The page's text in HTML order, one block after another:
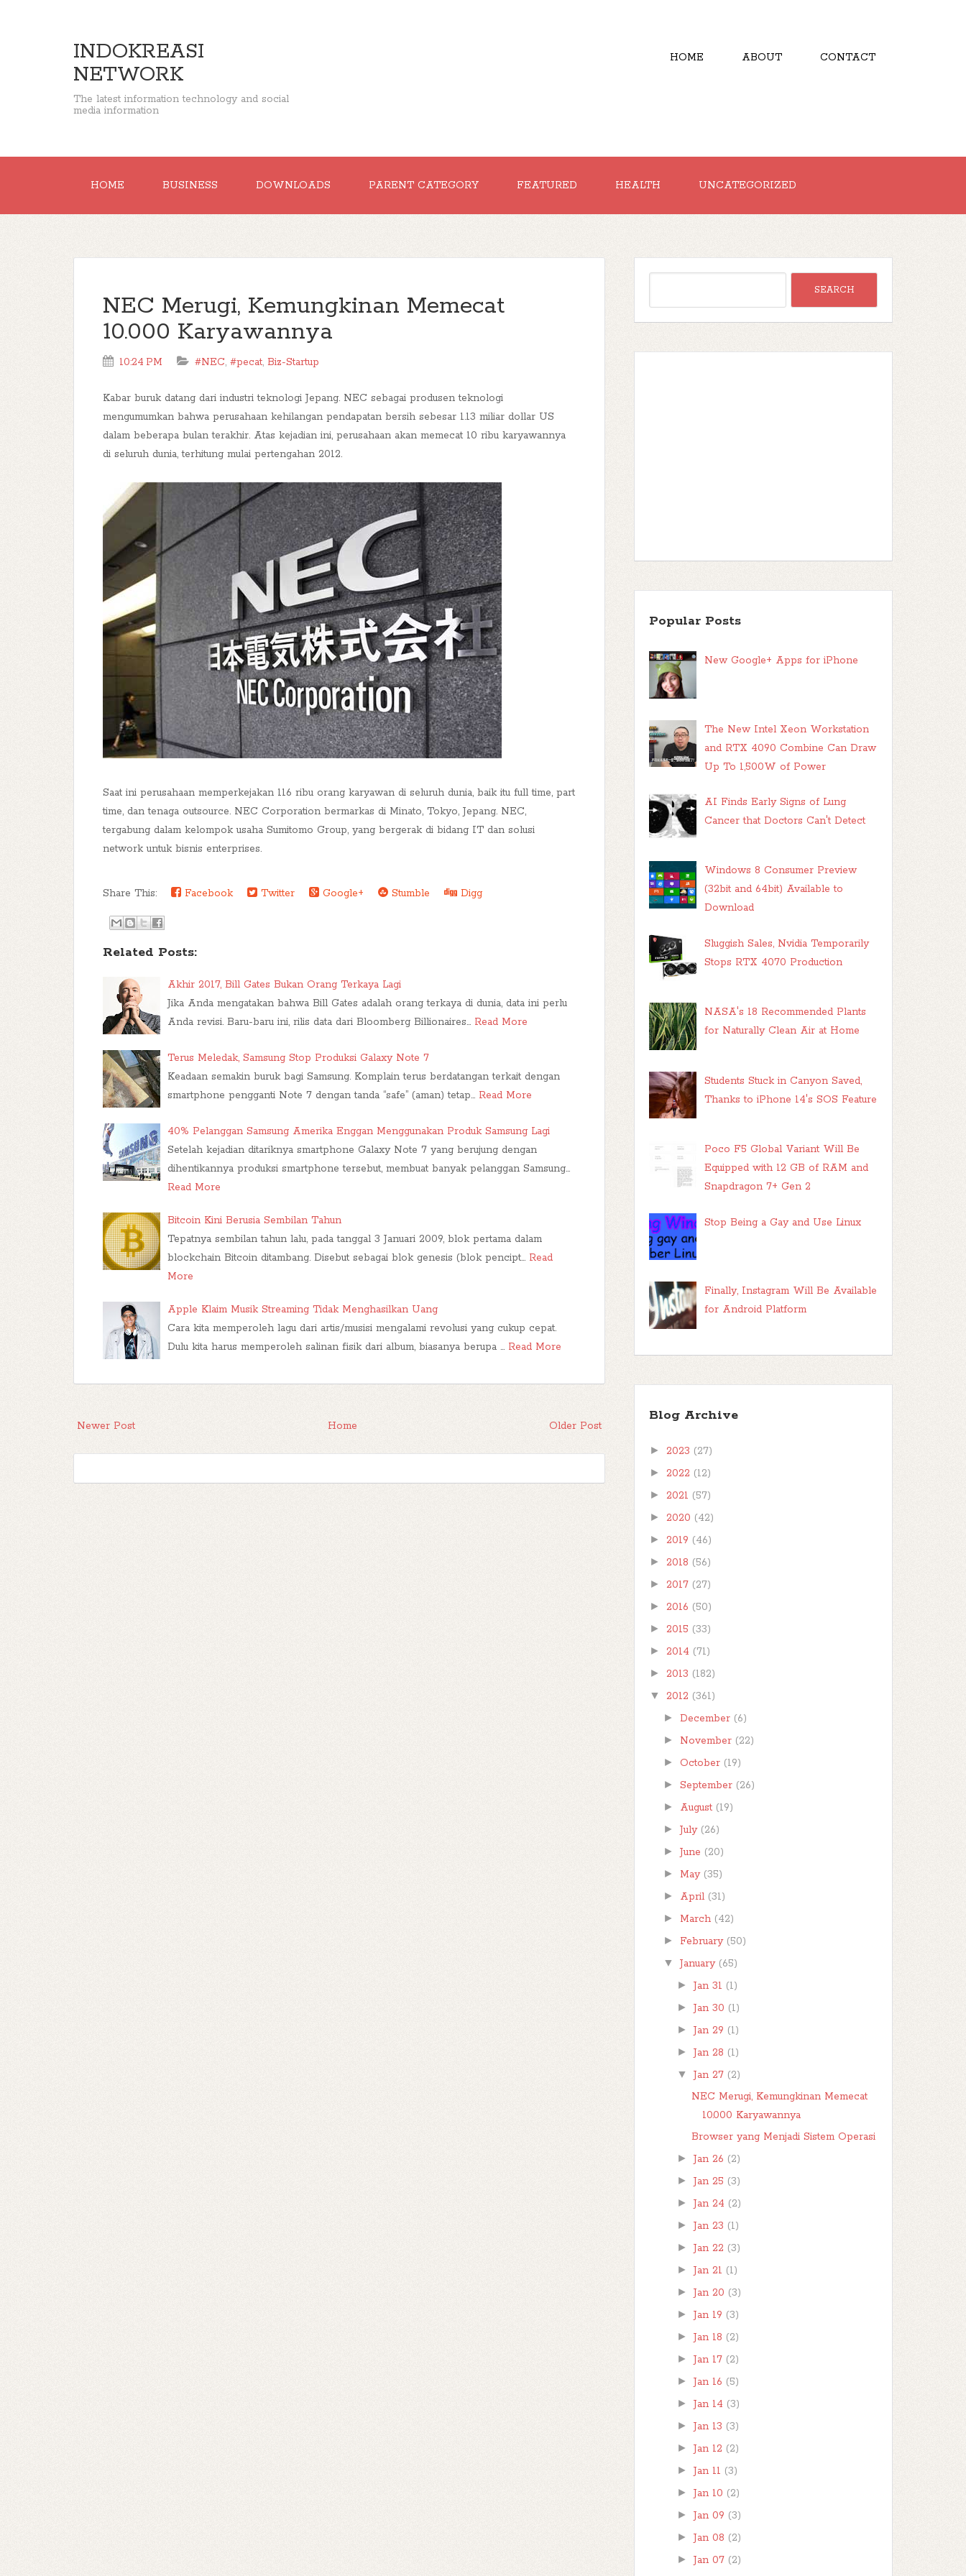
INDOKREASI
NETWORK
The latest information technology and social
media information
HOME ABOUT CONTACT
HOME BUSINESS DOWNLOADS PARENT CATEGORY FEATURED HEALTH UNCATEGORIZED
NEC Merugi, Kemungkinan Memecat
10.000 Karyawannya
10:24 PM #NEC, #pecat, Biz-Startup
Kabar buruk datang dari industri teknologi Jepang. NEC sebagai produsen teknologi
mengumumkan bahwa perusahaan kehilangan pendapatan bersih sebesar 1.13 miliar dollar US
dalam beberapa bulan terakhir. Atas kejadian ini, perusahaan akan memecat 10 ribu karyawannya
di seluruh dunia, terhitung mulai pertengahan 2012.
Saat ini perusahaan memperkejakan 116 ribu orang karyawan di seluruh dunia, baik itu full time, part
time, dan tenaga outsource. NEC Corporation bermarkas di Minato, Tokyo, Jepang. NEC,
tergabung dalam kelompok usaha Sumitomo Group, yang bergerak di bidang IT dan solusi
network untuk bisnis enterprises.
Share This: Facebook Twitter Google+ Stumble Digg
Related Posts:
Akhir 2017, Bill Gates Bukan Orang Terkaya Lagi
Jika Anda mengatakan bahwa Bill Gates adalah orang terkaya di dunia, data ini perlu
Anda revisi. Baru-baru ini, rilis data dari Bloomberg Billionaires… Read More
Terus Meledak, Samsung Stop Produksi Galaxy Note 7
Keadaan semakin buruk bagi Samsung. Komplain terus berdatangan terkait dengan
smartphone pengganti Note 7 dengan tanda “safe” (aman) tetap… Read More
40% Pelanggan Samsung Amerika Enggan Menggunakan Produk Samsung Lagi
Setelah kejadian ditariknya smartphone Galaxy Note 7 yang berujung dengan
dihentikannya produksi smartphone tersebut, membuat banyak pelanggan Samsung…
Read More
Bitcoin Kini Berusia Sembilan Tahun
Tepatnya sembilan tahun lalu, pada tanggal 3 Januari 2009, blok pertama dalam
blockchain Bitcoin ditambang. Disebut sebagai blok genesis (blok pencipt… Read
More
Apple Klaim Musik Streaming Tidak Menghasilkan Uang
Cara kita memperoleh lagu dari artis/musisi mengalami revolusi yang cukup cepat.
Dulu kita harus memperoleh salinan fisik dari album, biasanya berupa … Read More
Newer Post Older Post
Home
Popular Posts
New Google+ Apps for iPhone
The New Intel Xeon Workstation
and RTX 4090 Combine Can Draw
Up To 1,500W of Power
AI Finds Early Signs of Lung
Cancer that Doctors Can't Detect
Windows 8 Consumer Preview
(32bit and 64bit) Available to
Download
Sluggish Sales, Nvidia Temporarily
Stops RTX 4070 Production
NASA's 18 Recommended Plants
for Naturally Clean Air at Home
Students Stuck in Canyon Saved,
Thanks to iPhone 14's SOS Feature
Poco F5 Global Variant Will Be
Equipped with 12 GB of RAM and
Snapdragon 7+ Gen 2
Stop Being a Gay and Use Linux
Finally, Instagram Will Be Available
for Android Platform
Blog Archive
► 2023 (27)
► 2022 (12)
► 2021 (57)
► 2020 (42)
► 2019 (46)
► 2018 (56)
► 2017 (27)
► 2016 (50)
► 2015 (33)
► 2014 (71)
► 2013 (182)
▼ 2012 (361)
►December (6)
► November (22)
► October (19)
►September (26)
► August (19)
►July (26)
►June (20)
► May (35)
► April (31)
► March (42)
► February (50)
▼ January (65)
►Jan 31 (1)
►Jan 30 (1)
►Jan 29 (1)
►Jan 28 (1)
▼ Jan 27 (2)
NEC Merugi, Kemungkinan Memecat
10.000 Karyawannya
Browser yang Menjadi Sistem Operasi
►Jan 26 (2)
►Jan 25 (3)
►Jan 24 (2)
►Jan 23 (1)
►Jan 22 (3)
►Jan 21 (1)
►Jan 20 (3)
►Jan 19 (3)
►Jan 18 (2)
►Jan 17 (2)
►Jan 16 (5)
►Jan 14 (3)
►Jan 13 (3)
►Jan 12 (2)
►Jan 11 (3)
►Jan 10 (2)
►Jan 09 (3)
►Jan 08 (2)
►Jan 07 (2)